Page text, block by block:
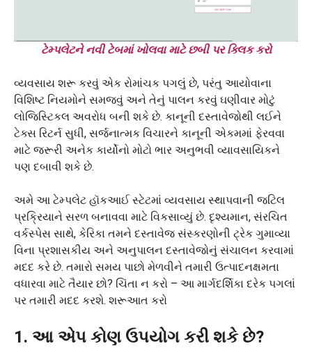
ટેમ્પલેટને નવી ટેબમાં ખોલવા માટે છબી પર ક્લિક કરો
વ્યવસાય શરૂ કરવું એક રોમાંચક પગલું છે, પરંતુ આયોવાના
વિશિષ્ટ નિયમોને સમજવું અને તેનું પાલન કરવું ઘણીવાર મોટું
લોજિસ્ટિકલ અવરોધ બની શકે છે. કાનૂની દસ્તાવેજોથી લઈને
ટેક્સ રિટર્ન સુધી, સર્જનાત્મક વિચારને કાનૂની એકમમાં ફેરવવા
માટે જરૂરી અનેક કાર્યોનો મોટો ભાર અનુભવી વ્યાવસાયિકને
પણ દબાવી શકે છે.
અમે આ ટેમ્પલેટ હૉકઆઈ સ્ટેટમાં વ્યવસાય સ્થાપવાની જટિલ
પ્રક્રિયાને સરળ બનાવવા માટે વિકસાવ્યું છે. દૃશ્યમાન, સંરચિત
વર્કસ્પેસ સાથે, કેરિકા તમને દસ્તાવેજ સંસ્કરણોની ટ્રેક ગુમાવ્યા
વિના પ્રશાસકીય અને અનુપાલન દસ્તાવેજોનું સંચાલન કરવામાં
મદદ કરે છે. તમારો સમય પાછો મેળવીને તમારી ઉત્પાદનક્ષમતા
વધારવા માટે તૈયાર છો? ચિંતા ન કરો – આ માર્ગદર્શિકા દરેક પગલાં
પર તમારી મદદ કરશે. શરૂઆત કરો
1. આ એપ કોણ ઉપયોગ કરી શકે છે?